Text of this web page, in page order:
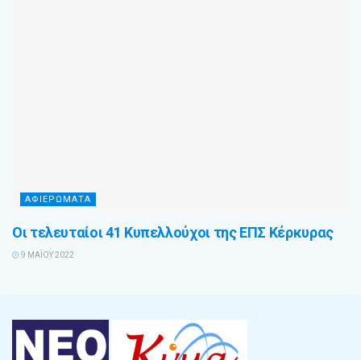
ΑΦΙΕΡΩΜΑΤΑ
Οι τελευταίοι 41 Κυπελλούχοι της ΕΠΣ Κέρκυρας
9 ΜΑΪ́ΟΥ 2022